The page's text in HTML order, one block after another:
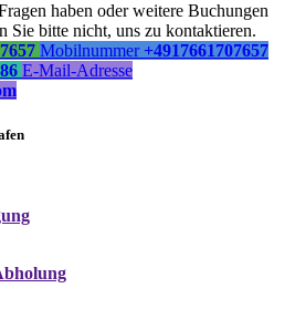
haben oder weitere Buchungen
Sie bitte nicht, uns zu kontaktieren.
Mobilnummer +4917661707657
E-Mail-Adresse